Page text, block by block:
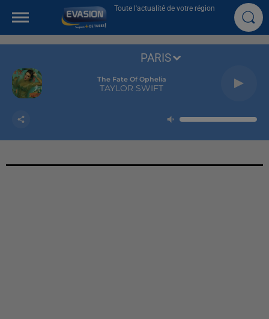
Toute l'actualité de votre région
The Fate Of Ophelia
TAYLOR SWIFT
PARIS